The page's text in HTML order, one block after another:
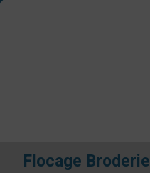
Flocage Broderie